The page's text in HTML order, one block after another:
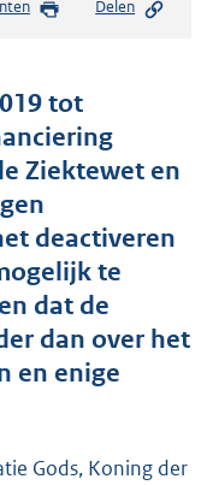
Delen
tot
Ziektewet en
deactiveren
te
dat de
dan over het
en enige
Gods, Koning der